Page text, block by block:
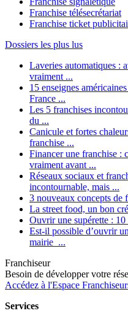
Franchise télésecrétariat
Franchise ticket
Dossiers les plus lus
Laveries automatiques :
vraiment ...
15 enseignes
France ...
Les 5 franchises
du ...
Canicule et fortes
franchise ...
Financer une franchise :
vraiment avant ...
Réseaux sociaux et
incontournable, mais ...
3 nouveaux concepts de
La street food, un bon
Ouvrir une supérette :
Est-il possible d’ouvrir
mairie ...
Franchiseur
Besoin de développer votre
Accédez à l'Espace
Services